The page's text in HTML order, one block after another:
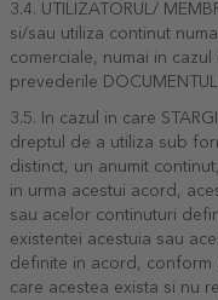
3.4. UTILIZATORUL/
si/sau utiliza continut
comerciale, numai in
prevederile
3.5. In cazul in care
dreptul de a utiliza sub
distinct, un anumit
in urma acestui acord,
sau acelor continuturi
existentei acestuia sau
definite in acord, conform
care acestea exista si nu